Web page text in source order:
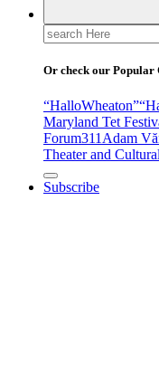
Search
for:
Or check our Popular
“HalloWheaton”
Maryland Tet
Forum311Adam
Theater and
Subscribe